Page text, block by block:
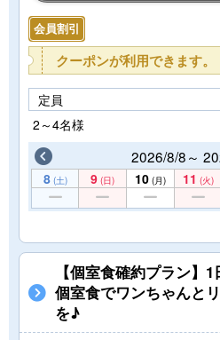
会員割引
クーポンが利用できます。
定員
2～4名様
2026/8/8～
8 (土) 9 (日) 10 (月) 11 (火)
【個室食確約プラン】
個室食でワンちゃんと
を♪